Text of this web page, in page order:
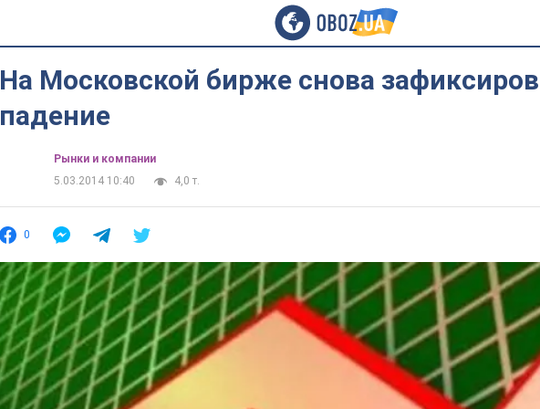
На Московской бирже снова
падение
Рынки и компании
5.03.2014 10:40
4,0 т.
0